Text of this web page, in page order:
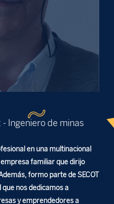
Ingeniero de minas
en una multinacional
familiar que dirijo
formo parte de SECOT
nos dedicamos a
y emprendedores a